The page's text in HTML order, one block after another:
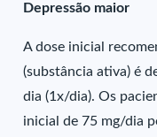
Depressão maior
A dose inicial
(substância ativa) é
dia (1x/dia). Os
inicial de 75 mg/dia